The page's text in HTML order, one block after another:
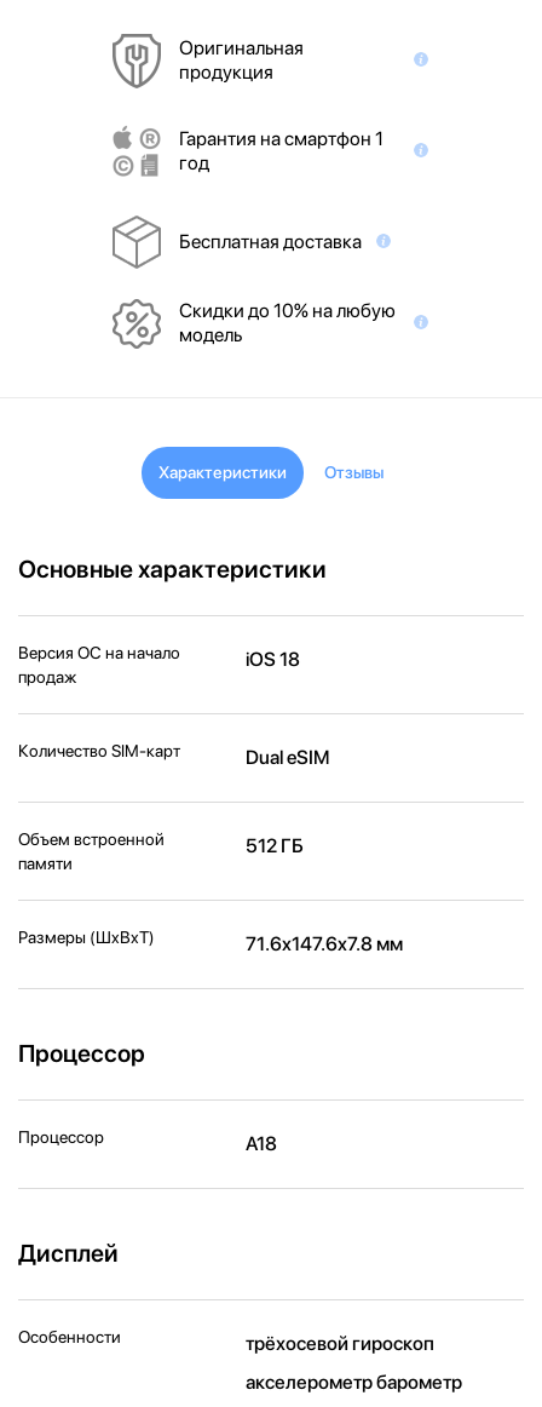
Оригинальная
продукция
Гарантия на смартфон 1
год
Бесплатная доставка
Скидки до 10% на любую
модель
Характеристики Отзывы
Основные характеристики
Версия ОС на начало
продаж
iOS 18
Количество SIM-карт Dual eSIM
Объем встроенной
памяти
512 ГБ
Размеры (ШxВxТ) 71.6x147.6x7.8 мм
Процессор
Процессор A18
Дисплей
Особенности
трёхосевой гироскоп
акселерометр барометр